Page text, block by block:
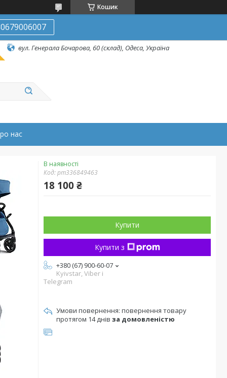
Кошик
вул. Генерала Бочарова, 60 (склад), Одеса, Україна
нас
В наявності
Код:pm336849463
18 100 ₴
Купити
Купити з
+380 (67) 900-60-07
Kyivstar, Viber i
Telegram
повернення товару
протягом 14 днів за домовленістю